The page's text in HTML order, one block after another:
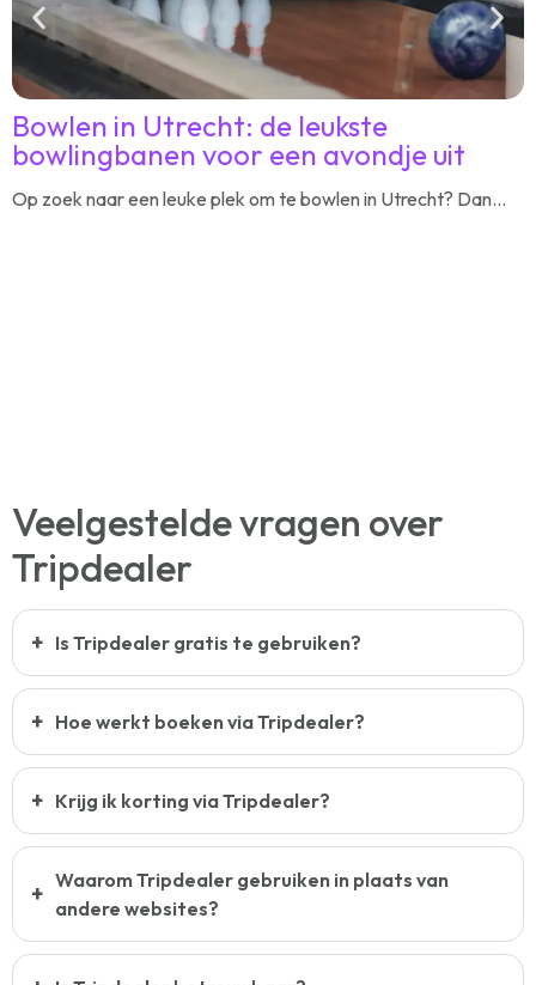
Bowlen in Utrecht: de leukste
bowlingbanen voor een avondje uit
Op zoek naar een leuke plek om te bowlen in Utrecht? Dan...
Veelgestelde vragen over
Tripdealer
Is Tripdealer gratis te gebruiken?
Hoe werkt boeken via Tripdealer?
Krijg ik korting via Tripdealer?
Waarom Tripdealer gebruiken in plaats van
andere websites?